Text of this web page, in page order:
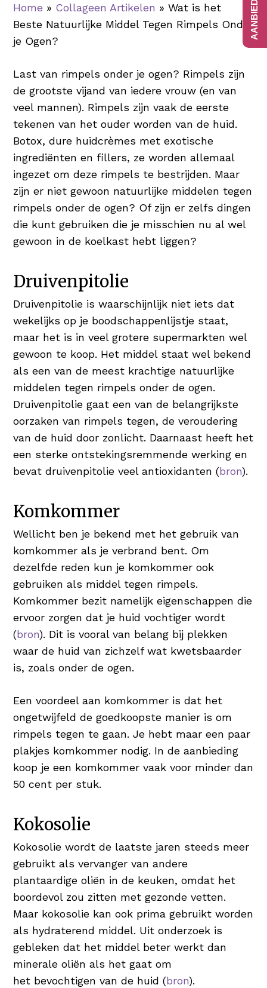
Home » Collageen Artikelen »Wat is het
Beste Natuurlijke Middel Tegen Rimpels Onder
je Ogen?
Last van rimpels onder je ogen? Rimpels zijn
de grootste vijand van iedere vrouw (en van
veel mannen). Rimpels zijn vaak de eerste
tekenen van het ouder worden van de huid.
Botox, dure huidcrèmes met exotische
ingrediënten en fillers, ze worden allemaal
ingezet om deze rimpels te bestrijden. Maar
zijn er niet gewoon natuurlijke middelen tegen
rimpels onder de ogen? Of zijn er zelfs dingen
die kunt gebruiken die je misschien nu al wel
gewoon in de koelkast hebt liggen?
Druivenpitolie
Druivenpitolie is waarschijnlijk niet iets dat
wekelijks op je boodschappenlijstje staat,
maar het is in veel grotere supermarkten wel
gewoon te koop. Het middel staat wel bekend
als een van de meest krachtige natuurlijke
middelen tegen rimpels onder de ogen.
Druivenpitolie gaat een van de belangrijkste
oorzaken van rimpels tegen, de veroudering
van de huid door zonlicht. Daarnaast heeft het
een sterke ontstekingsremmende werking en
bevat druivenpitolie veel antioxidanten (bron).
Komkommer
Wellicht ben je bekend met het gebruik van
komkommer als je verbrand bent. Om
dezelfde reden kun je komkommer ook
gebruiken als middel tegen rimpels.
Komkommer bezit namelijk eigenschappen die
ervoor zorgen dat je huid vochtiger wordt
(bron). Dit is vooral van belang bij plekken
waar de huid van zichzelf wat kwetsbaarder
is, zoals onder de ogen.
Een voordeel aan komkommer is dat het
ongetwijfeld de goedkoopste manier is om
rimpels tegen te gaan. Je hebt maar een paar
plakjes komkommer nodig. In de aanbieding
koop je een komkommer vaak voor minder dan
50 cent per stuk.
Kokosolie
Kokosolie wordt de laatste jaren steeds meer
gebruikt als vervanger van andere
plantaardige oliën in de keuken, omdat het
boordevol zou zitten met gezonde vetten.
Maar kokosolie kan ook prima gebruikt worden
als hydraterend middel. Uit onderzoek is
gebleken dat het middel beter werkt dan
minerale oliën als het gaat om
het bevochtigen van de huid (bron).